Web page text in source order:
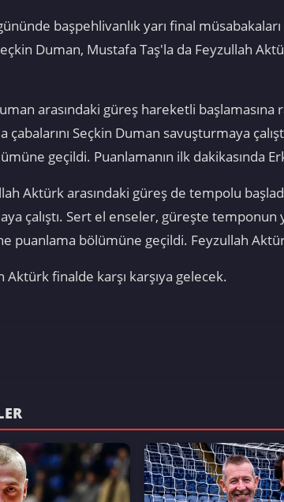
başpehlivanlık yarı final
Duman, Mustafa Taş'la da Feyzullah
arasındaki güreş hareketli
çabalarını Seçkin Duman savuşturmaya
geçildi. Puanlamanın ilk dakikasında
Aktürk arasındaki güreş de tempolu
çalıştı. Sert el enseler, güreşte
puanlama bölümüne geçildi. Feyzullah
Aktürk finalde karşı karşıya gelecek.